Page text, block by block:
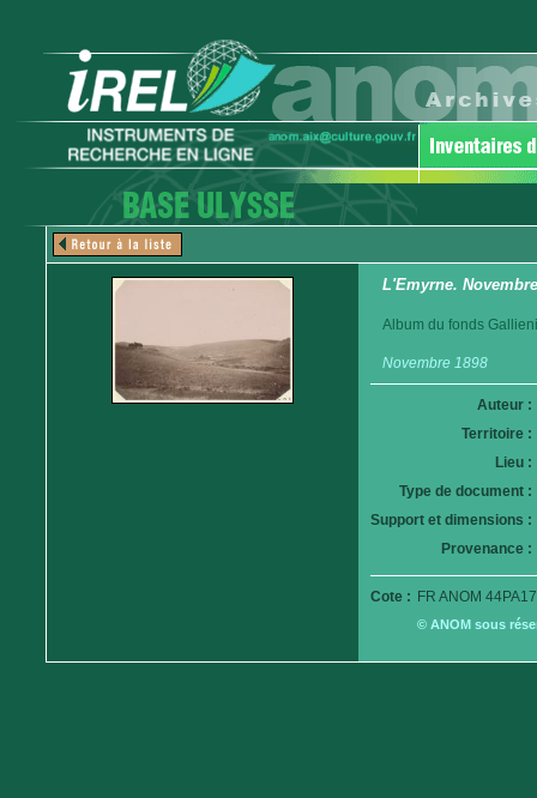
L'Emyrne.
Album du fonds
Novembre 1898
Auteur :
Territoire :
Lieu :
Type de document :
Support et dimensions :
Provenance :
Cote : FR ANOM
© ANOM sous